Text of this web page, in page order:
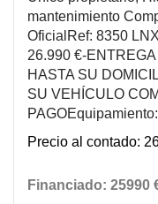
mantenimiento
OficialRef: 8350
26.990 €-
HASTA SU
SU VEHÍCULO
25990